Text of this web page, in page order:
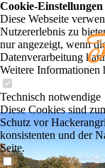
Cookie-Einstellungen
Diese Webseite
Nutzererlebnis zu
nur angezeigt, wenn
Datenverarbeitung
Weitere Informationen
Technisch notwendige
Diese Cookies sind
Schutz vor
konsistenten und der
Seite.